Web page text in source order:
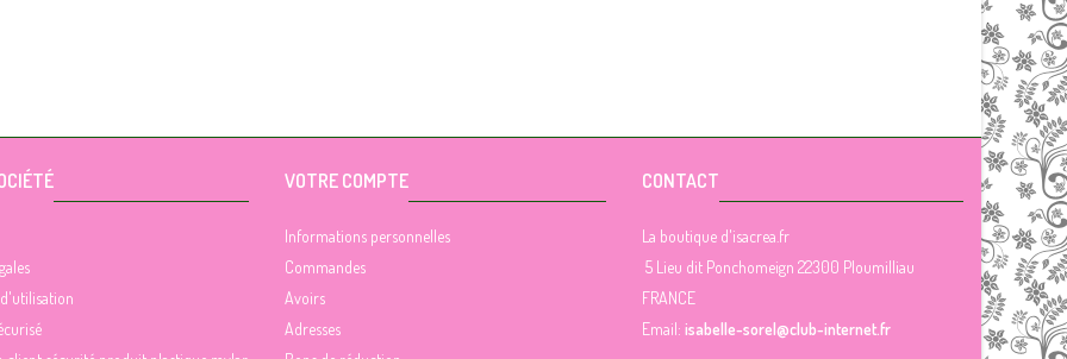
VOTRE COMPTE
Informations personnelles
Commandes
Avoirs
Adresses
CONTACT
La boutique d'isacrea.fr
5 Lieu dit Ponchomeign 22300 Ploumilliau
FRANCE
Email: isabelle-sorel@club-internet.fr